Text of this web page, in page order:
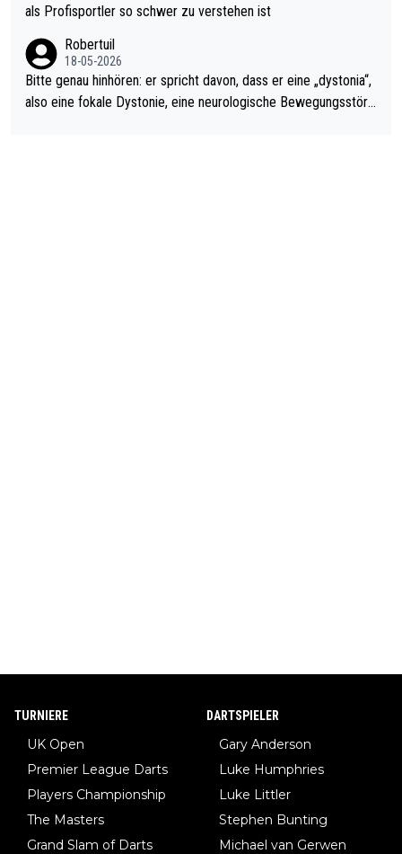
rovoziert hat. Und Littlers Mutter schießt öfters mal gegen Ric
als Profisportler so schwer zu verstehen ist
Robertuil
18-05-2026
Bitte genau hinhören: er spricht davon, dass er eine „dystonia“,
also eine fokale Dystonie, eine neurologische Bewegungsstöru
TURNIERE
UK Open
Premier League Darts
Players Championship
The Masters
Grand Slam of Darts
DARTSPIELER
Gary Anderson
Luke Humphries
Luke Littler
Stephen Bunting
Michael van Gerwen